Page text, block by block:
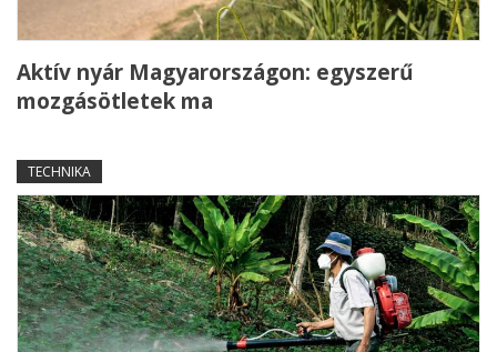
Aktív nyár Magyarországon: egyszerű
mozgásötletek ma
TECHNIKA